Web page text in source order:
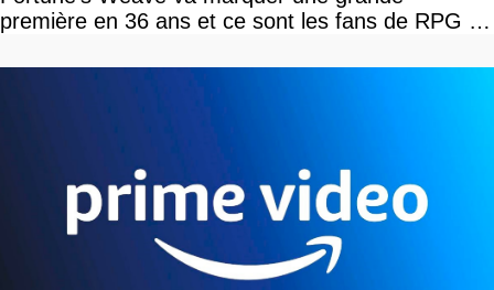
première en 36 ans et ce sont les fans de RPG en